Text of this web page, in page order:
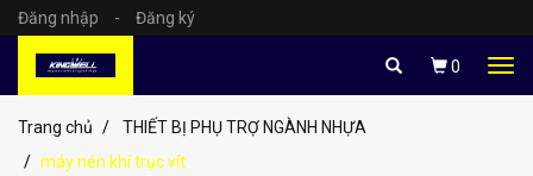
Đăng nhập - Đăng ký
0
Trang chủ
THIẾT BỊ PHỤ TRỢ NGÀNH NHỰA
máy nén khí trục vít